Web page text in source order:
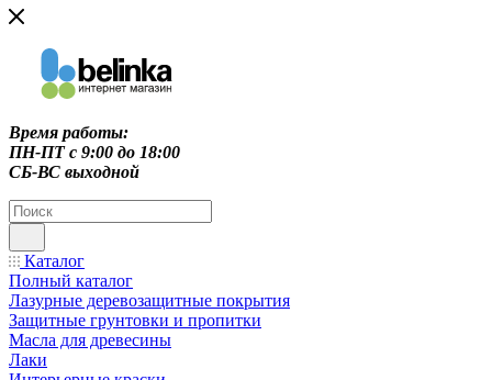
Время работы:
ПН-ПТ c 9:00 до 18:00
СБ-ВС выходной
Каталог
Полный каталог
Лазурные деревозащитные покрытия
Защитные грунтовки и пропитки
Масла для древесины
Лаки